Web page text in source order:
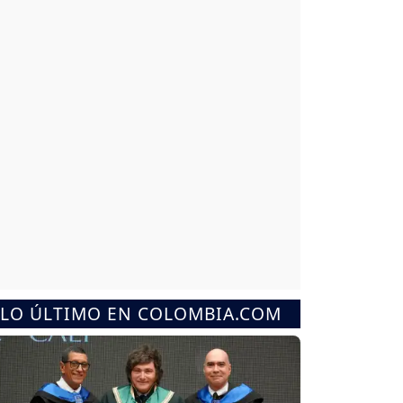
LO ÚLTIMO EN COLOMBIA.COM